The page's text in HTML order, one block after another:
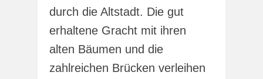
durch die Altstadt. Die gut
erhaltene Gracht mit ihren
alten Bäumen und die
zahlreichen Brücken verleihen